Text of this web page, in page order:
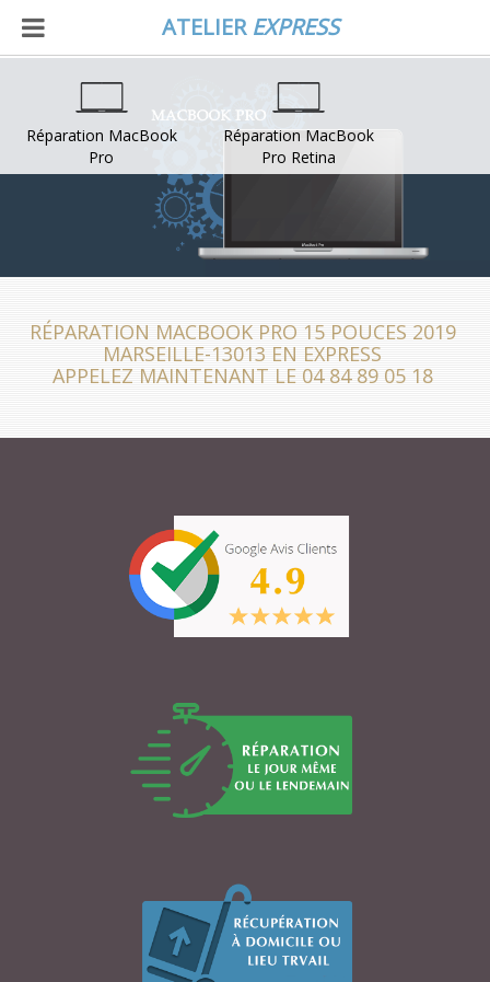
ATELIER EXPRESS
Réparation MacBook
Pro
Réparation MacBook
Pro Retina
RÉPARATION MACBOOK PRO 15 POUCES 2019
MARSEILLE-13013 EN EXPRESS
APPELEZ MAINTENANT LE 04 84 89 05 18